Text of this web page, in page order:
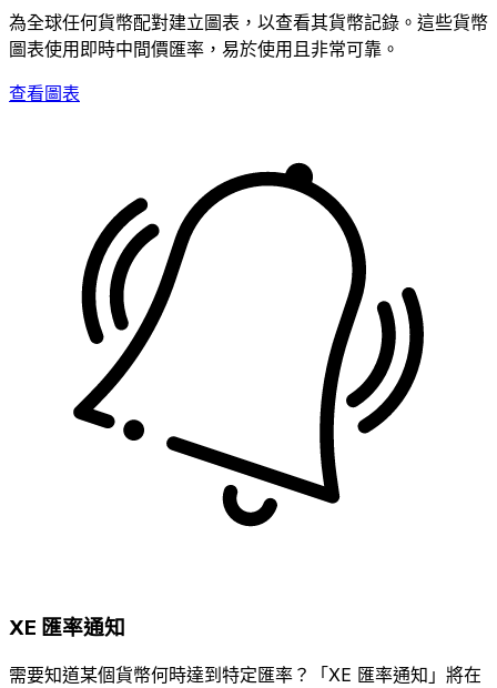
為全球任何貨幣配對建立圖表，以查看其貨幣記錄。這些貨幣
圖表使用即時中間價匯率，易於使用且非常可靠。
查看圖表
XE 匯率通知
需要知道某個貨幣何時達到特定匯率？「XE 匯率通知」將在